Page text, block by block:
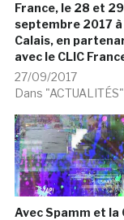
France, le 28 et 29
septembre 2017 à
Calais, en
avec le CLIC
27/09/2017
Dans "ACTUALITÉS"
Avec Spamm et la